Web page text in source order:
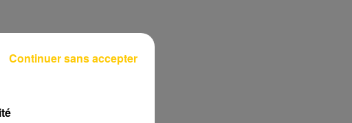
le
de
Continuer sans accepter